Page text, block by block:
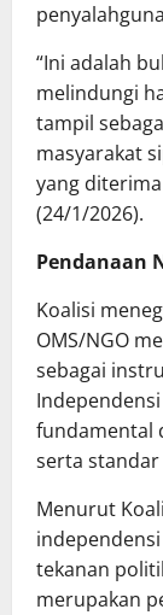
“Ini adalah
melindungi
tampil
masyarakat
yang
(24/1/2026).
Pendanaan
Koalisi
OMS/NGO
sebagai
fundamental
serta
Menurut
tekanan
merupakan